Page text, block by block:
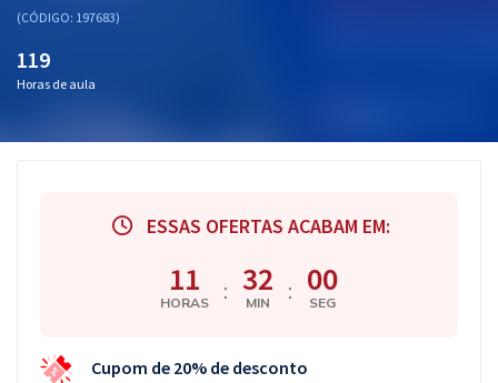
Questões grátis
(CÓDIGO: 197683)
119
Horas de aula
ESSAS OFERTAS ACABAM EM:
11
HORAS : 31
MIN : 59
SEG
Cupom de 20% de desconto